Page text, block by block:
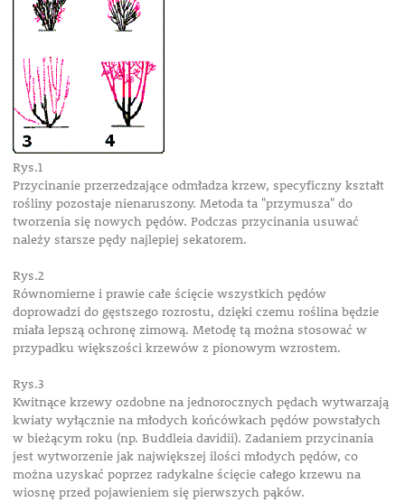
Rys.1
Przycinanie przerzedzające odmładza krzew, specyficzny kształt
rośliny pozostaje nienaruszony. Metoda ta "przymusza" do
tworzenia się nowych pędów. Podczas przycinania usuwać
należy starsze pędy najlepiej sekatorem.
Rys.2
Równomierne i prawie całe ścięcie wszystkich pędów
doprowadzi do gęstszego rozrostu, dzięki czemu roślina będzie
miała lepszą ochronę zimową. Metodę tą można stosować w
przypadku większości krzewów z pionowym wzrostem.
Rys.3
Kwitnące krzewy ozdobne na jednorocznych pędach wytwarzają
kwiaty wyłącznie na młodych końcówkach pędów powstałych
w bieżącym roku (np. Buddleia davidii). Zadaniem przycinania
jest wytworzenie jak największej ilości młodych pędów, co
można uzyskać poprzez radykalne ścięcie całego krzewu na
wiosnę przed pojawieniem się pierwszych pąków.